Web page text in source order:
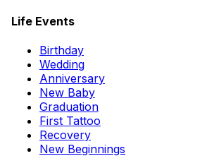
Life Events
Birthday
Wedding
Anniversary
New Baby
Graduation
First Tattoo
Recovery
New Beginnings